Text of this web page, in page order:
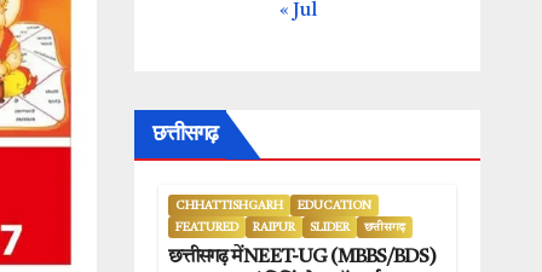
« Jul
छत्तीसगढ़
CHHATTISHGARH
EDUCATION
FEATURED
RAIPUR SLIDER छत्तीसगढ़
छत्तीसगढ़ में NEET-UG (MBBS/BDS)